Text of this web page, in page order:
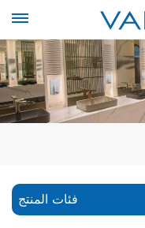
فئات المنتج